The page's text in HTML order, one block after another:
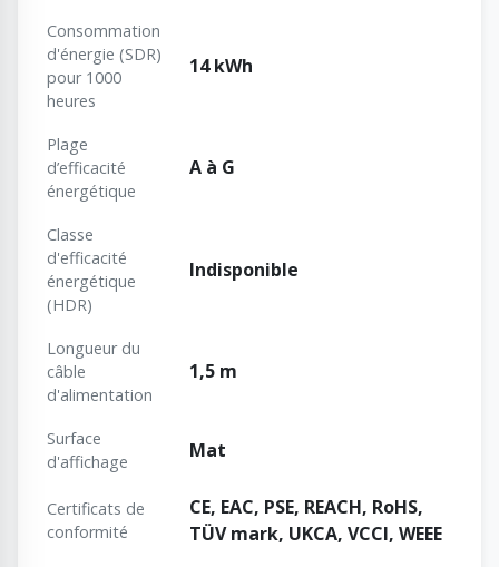
Consommation
d'énergie (SDR)
pour 1000
heures
14 kWh
Plage
d’efficacité
énergétique
A à G
Classe
d'efficacité
énergétique
(HDR)
Indisponible
Longueur du
câble
d'alimentation
1,5 m
Surface
d'affichage
Mat
Certificats de
conformité
CE, EAC, PSE, REACH, RoHS,
TÜV mark, UKCA, VCCI, WEEE